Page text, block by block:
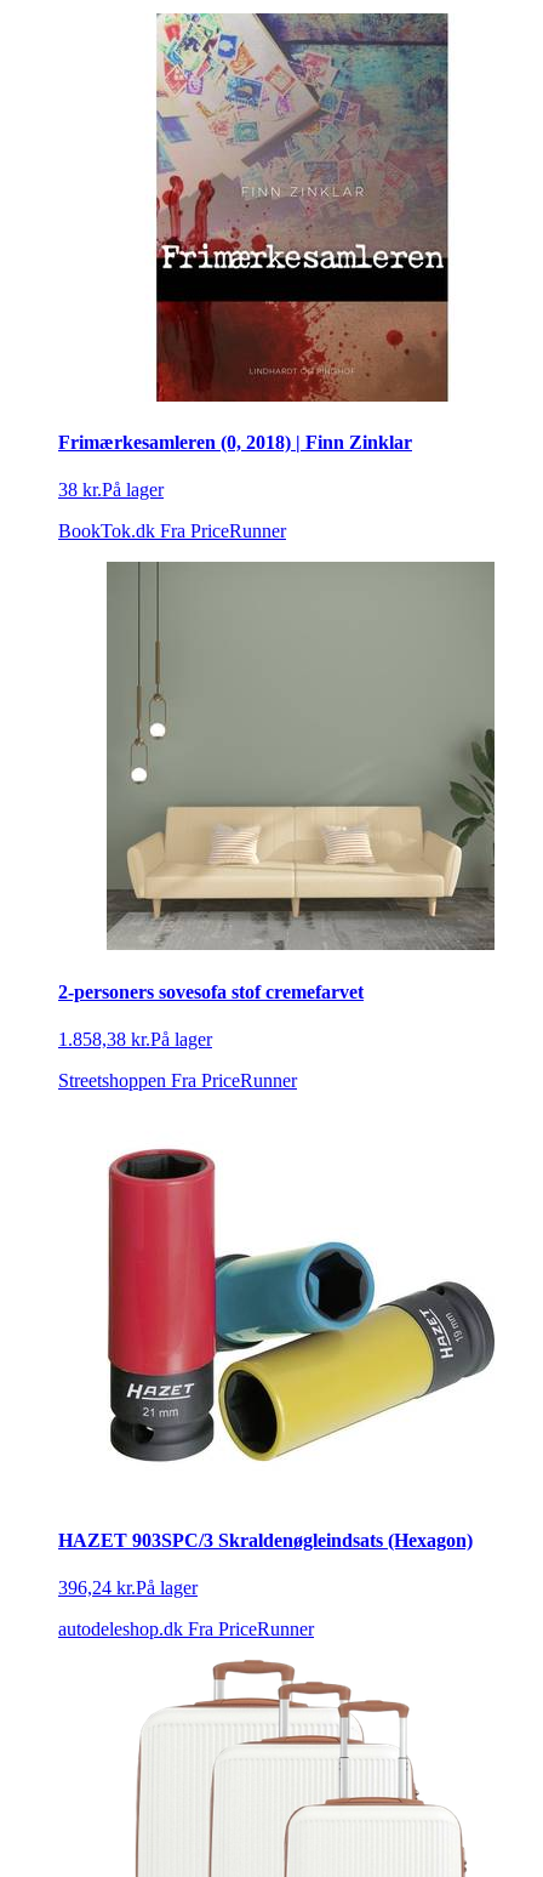
Frimærkesamleren (0, 2018) | Finn Zinklar
38 kr.På lager
BookTok.dk Fra PriceRunner
2-personers sovesofa stof cremefarvet
1.858,38 kr.På lager
Streetshoppen Fra PriceRunner
HAZET 903SPC/3 Skraldenøgleindsats (Hexagon)
396,24 kr.På lager
autodeleshop.dk Fra PriceRunner